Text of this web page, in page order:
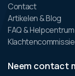
Contact
Artikelen & Blog
FAQ & Helpcentrum
Klachtencommissie
Neem contact